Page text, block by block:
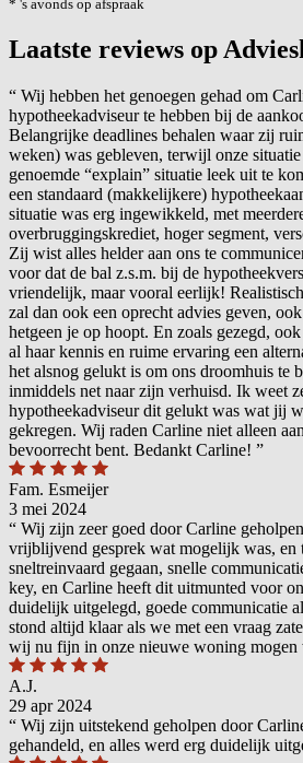
* 's avonds op afspraak
Laatste reviews op
“ Wij hebben het genoegen gehad om
hypotheekadviseur te hebben bij de
Belangrijke deadlines behalen waar zij
weken) was gebleven, terwijl onze situatie
genoemde “explain” situatie leek uit te
een standaard (makkelijkere)
situatie was erg ingewikkeld, met
overbruggingskrediet, hoger segment,
Zij wist alles helder aan ons te
voor dat de bal z.s.m. bij de
vriendelijk, maar vooral eerlijk!
zal dan ook een oprecht advies geven,
hetgeen je op hoopt. En zoals gezegd,
al haar kennis en ruime ervaring een
het alsnog gelukt is om ons droomhuis te
inmiddels net naar zijn verhuisd. Ik weet
hypotheekadviseur dit gelukt was wat jij
gekregen. Wij raden Carline niet alleen
bevoorrecht bent. Bedankt Carline! ”
Fam. Esmeijer
3 mei 2024
“ Wij zijn zeer goed door Carline
vrijblijvend gesprek wat mogelijk was, en
sneltreinvaard gegaan, snelle
key, en Carline heeft dit uitmunted voor
duidelijk uitgelegd, goede communicatie
stond altijd klaar als we met een vraag
wij nu fijn in onze nieuwe woning mogen
A.J.
29 apr 2024
“ Wij zijn uitstekend geholpen door
gehandeld, en alles werd erg duidelijk